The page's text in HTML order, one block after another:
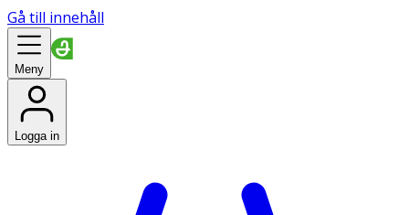
Gå till innehåll
Meny
Logga in